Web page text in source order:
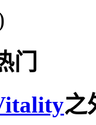
门
之